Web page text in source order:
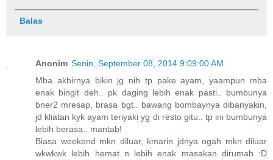
Balas
Anonim Senin, September 08, 2014 9:09:00 AM
Mba akhirnya bikin jg nih tp pake ayam, yaampun mba
enak bingit deh.. pk daging lebih enak pasti.. bumbunya
bner2 mresap, brasa bgt.. bawang bombaynya dibanyakin,
jd kliatan kyk ayam teriyaki yg di resto gitu.. tp ini bumbunya
lebih berasa.. mantab!
Biasa weekend mkn diluar, kmarin jdnya ogah mkn diluar
wkwkwk lebih hemat n lebih enak masakan dirumah :D